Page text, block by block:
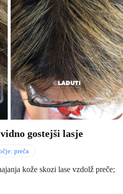
gostejši lasje
preča
kože skozi lase vzdolž preče;